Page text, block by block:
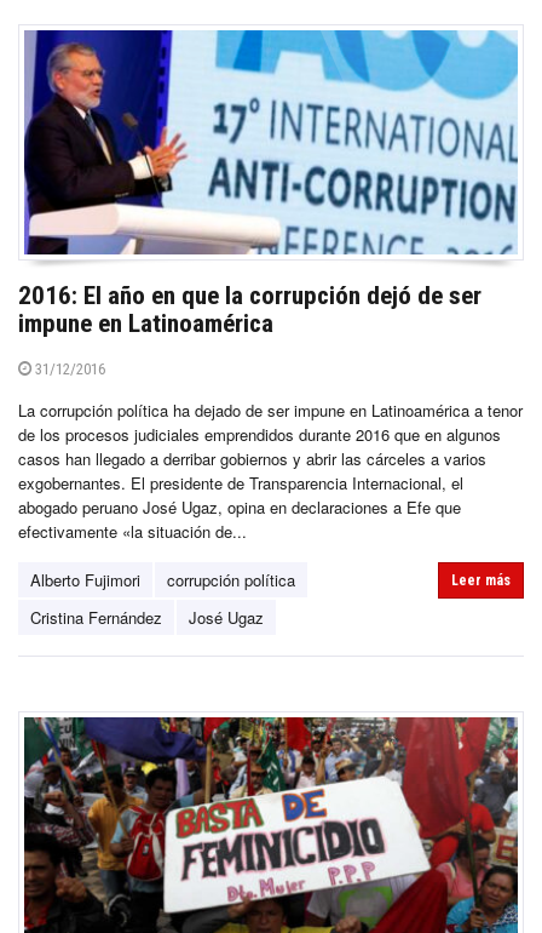
2016: El año en que la corrupción dejó de ser
impune en Latinoamérica
31/12/2016
La corrupción política ha dejado de ser impune en Latinoamérica a tenor
de los procesos judiciales emprendidos durante 2016 que en algunos
casos han llegado a derribar gobiernos y abrir las cárceles a varios
exgobernantes. El presidente de Transparencia Internacional, el
abogado peruano José Ugaz, opina en declaraciones a Efe que
efectivamente «la situación de...
Alberto Fujimori
corrupción política
Cristina Fernández
José Ugaz
Leer más